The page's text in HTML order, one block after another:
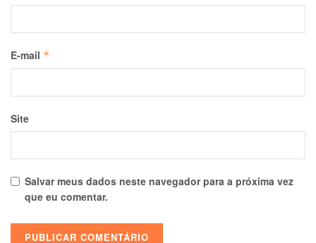
E-mail *
Site
Salvar meus dados neste navegador para a próxima vez
que eu comentar.